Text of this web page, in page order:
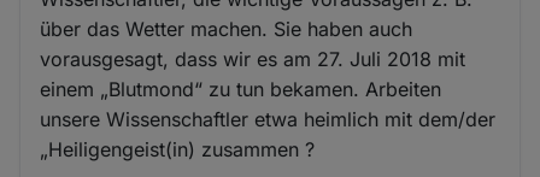
über das Wetter machen. Sie haben auch
vorausgesagt, dass wir es am 27. Juli 2018 mit
einem „Blutmond“ zu tun bekamen. Arbeiten
unsere Wissenschaftler etwa heimlich mit dem/der
„Heiligengeist(in) zusammen ?